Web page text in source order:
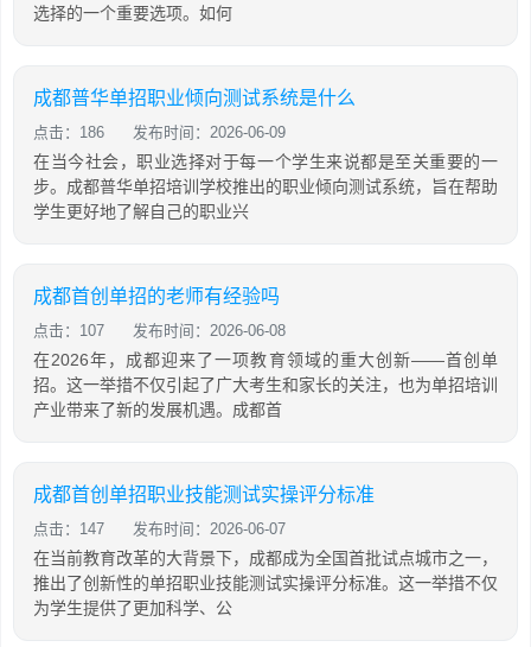
选择的一个重要选项。如何
成都普华单招职业倾向测试系统是什么
点击：186 发布时间：2026-06-09
在当今社会，职业选择对于每一个学生来说都是至关重要的一
步。成都普华单招培训学校推出的职业倾向测试系统，旨在帮助
学生更好地了解自己的职业兴
成都首创单招的老师有经验吗
点击：107 发布时间：2026-06-08
在2026年，成都迎来了一项教育领域的重大创新——首创单
招。这一举措不仅引起了广大考生和家长的关注，也为单招培训
产业带来了新的发展机遇。成都首
成都首创单招职业技能测试实操评分标准
点击：147 发布时间：2026-06-07
在当前教育改革的大背景下，成都成为全国首批试点城市之一，
推出了创新性的单招职业技能测试实操评分标准。这一举措不仅
为学生提供了更加科学、公